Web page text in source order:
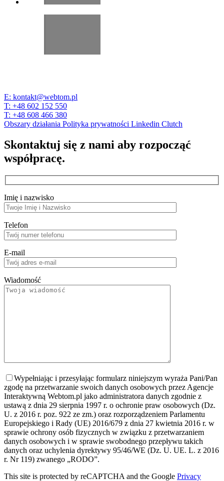
E: kontakt@webtom.pl
T: +48 602 152 550
T: +48 608 466 380
Obszary działania Polityka prywatności Linkedin Clutch
Skontaktuj się z nami aby rozpocząć
współpracę.
Imię i nazwisko
Telefon
E-mail
Wiadomość
Wypełniając i przesyłając formularz niniejszym wyraża Pani/Pan
zgodę na przetwarzanie swoich danych osobowych przez Agencje
Interaktywną Webtom.pl jako administratora danych zgodnie z
ustawą z dnia 29 sierpnia 1997 r. o ochronie praw osobowych (Dz.
U. z 2016 r. poz. 922 ze zm.) oraz rozporządzeniem Parlamentu
Europejskiego i Rady (UE) 2016/679 z dnia 27 kwietnia 2016 r. w
sprawie ochrony osób fizycznych w związku z przetwarzaniem
danych osobowych i w sprawie swobodnego przepływu takich
danych oraz uchylenia dyrektywy 95/46/WE (Dz. U. UE. L. z 2016
r. Nr 119) zwanego „RODO”.
This site is protected by reCAPTCHA and the Google Privacy